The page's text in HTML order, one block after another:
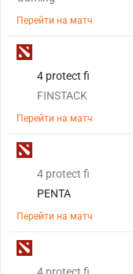
Перейти на матч
4 protect fi
FINSTACK
Перейти на матч
4 protect fi
PENTA
Перейти на матч